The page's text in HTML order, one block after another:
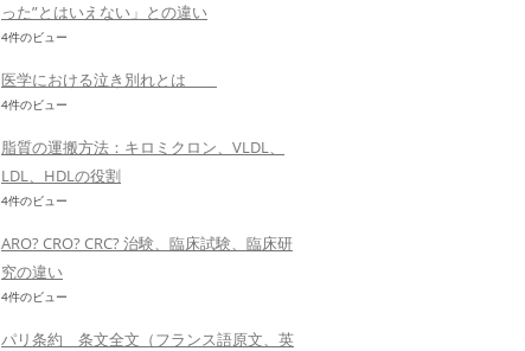
った”とはいえない」との違い
4件のビュー
医学における泣き別れとは
4件のビュー
脂質の運搬方法：キロミクロン、VLDL、
LDL、HDLの役割
4件のビュー
ARO? CRO? CRC? 治験、臨床試験、臨床研
究の違い
4件のビュー
パリ条約 条文全文（フランス語原文、英